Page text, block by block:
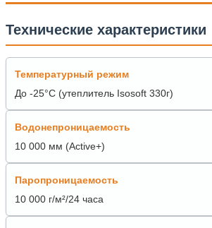
Технические характеристики
Температурный режим
До -25°C (утеплитель Isosoft 330г)
Водонепроницаемость
10 000 мм (Active+)
Паропроницаемость
10 000 г/м²/24 часа